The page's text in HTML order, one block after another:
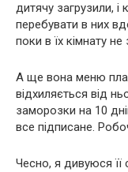
дитячу загрузили, і
перебувати в них
поки в їх кімнату
А ще вона меню
відхиляється від
заморозки на 10
все підписане.
Чесно, я дивуюся її